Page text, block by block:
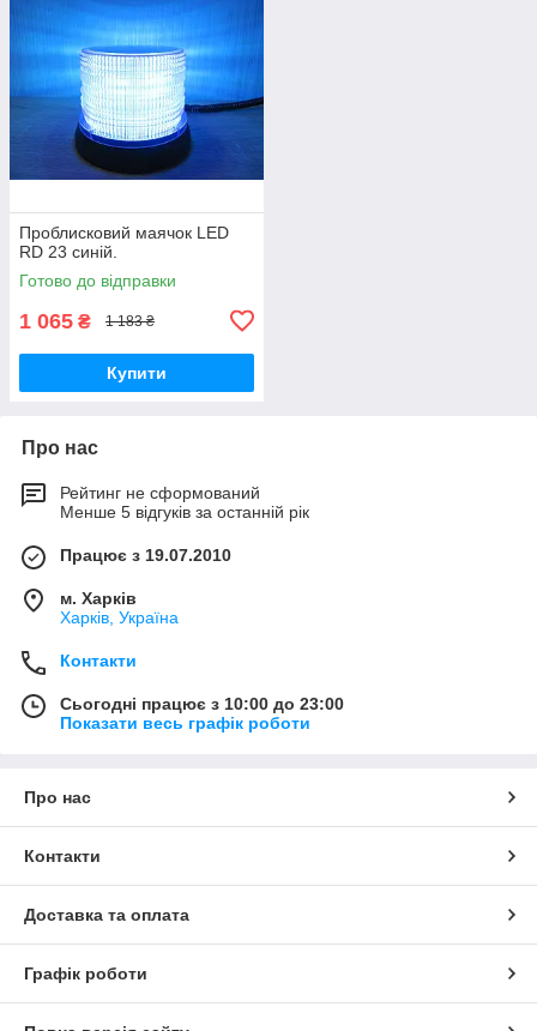
Проблисковий маячок LED
RD 23 синій.
Готово до відправки
1 065 ₴ 1 183 ₴
Купити
Про нас
Рейтинг не сформований
Менше 5 відгуків за останній рік
Працює з 19.07.2010
м. Харків
Харків, Україна
Контакти
Сьогодні працює з 10:00 до 23:00
Показати весь графік роботи
Про нас
Контакти
Доставка та оплата
Графік роботи